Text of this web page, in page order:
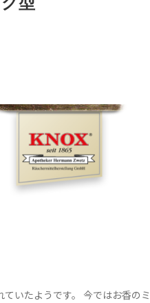
いたようです。 今ではお香のミ